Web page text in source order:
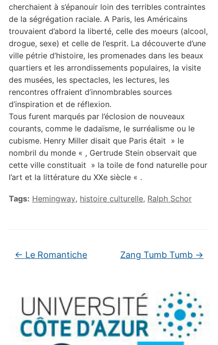
cherchaient à s’épanouir loin des terribles contraintes
de la ségrégation raciale. A Paris, les Américains
trouvaient d’abord la liberté, celle des moeurs (alcool,
drogue, sexe) et celle de l’esprit. La découverte d’une
ville pétrie d’histoire, les promenades dans les beaux
quartiers et les arrondissements populaires, la visite
des musées, les spectacles, les lectures, les
rencontres offraient d’innombrables sources
d’inspiration et de réflexion.
Tous furent marqués par l’éclosion de nouveaux
courants, comme le dadaïsme, le surréalisme ou le
cubisme. Henry Miller disait que Paris était » le
nombril du monde « , Gertrude Stein observait que
cette ville constituait » la toile de fond naturelle pour
l’art et la littérature du XXe siècle « .
Tags: Hemingway, histoire culturelle, Ralph Schor
← Le Romantiche Zang Tumb Tumb →